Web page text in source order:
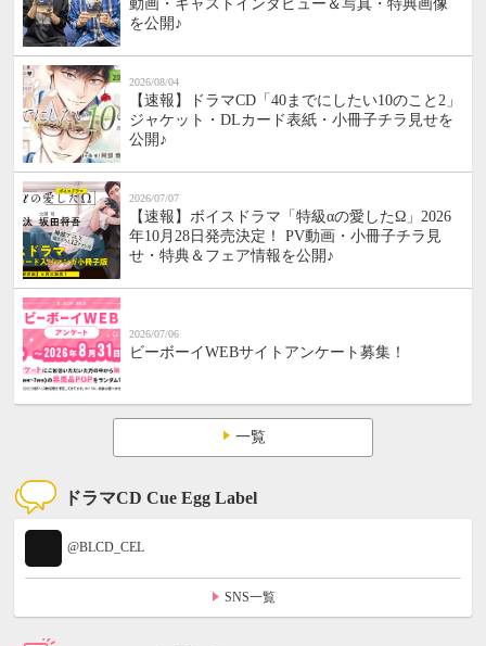
動画・キャストインタビュー＆写真・特典画像
を公開♪
2026/08/04
【速報】ドラマCD「40までにしたい10のこと2」
ジャケット・DLカード表紙・小冊子チラ見せを
公開♪
2026/07/07
【速報】ボイスドラマ「特級αの愛したΩ」2026
年10月28日発売決定！ PV動画・小冊子チラ見
せ・特典＆フェア情報を公開♪
2026/07/06
ビーボーイWEBサイトアンケート募集！
一覧
ドラマCD Cue Egg Label
@BLCD_CEL
SNS一覧